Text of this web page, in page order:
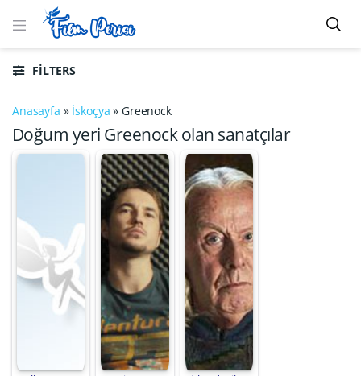
FILTERS
Anasayfa » İskoçya »Greenock
Doğum yeri Greenock olan sanatçılar